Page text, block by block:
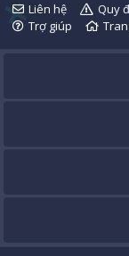
Liên hệ Quy
Trợ giúp